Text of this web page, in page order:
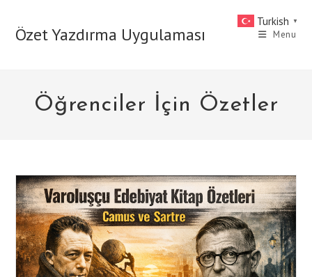
contentÖzet Yazdırma Uygulaması Menu
Öğrenciler İçin Özetler
Turkish ▼